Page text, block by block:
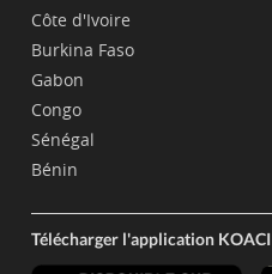
Côte d'Ivoire
Burkina Faso
Gabon
Congo
Sénégal
Bénin
Télécharger l'application KOACI